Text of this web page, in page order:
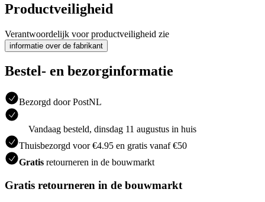
Productveiligheid
Verantwoordelijk voor productveiligheid zie
informatie over de fabrikant
Bestel- en bezorginformatie
Bezorgd door PostNL
Vandaag besteld, dinsdag 11 augustus in huis
Thuisbezorgd voor €4.95 en gratis vanaf €50
Gratis retourneren in de bouwmarkt
Gratis retourneren in de bouwmarkt